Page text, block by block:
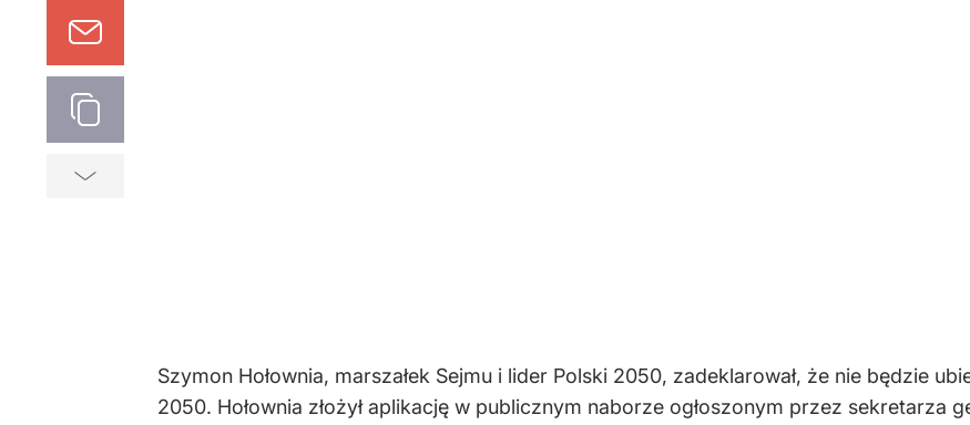
Szymon Hołownia, marszałek Sejmu i lider Polski 2050, zadeklarował, że nie będzie
2050. Hołownia złożył aplikację w publicznym naborze ogłoszonym przez sekretarza